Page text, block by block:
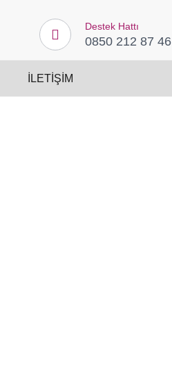
Destek Hattı
0850 212 87 46
İLETIŞIM